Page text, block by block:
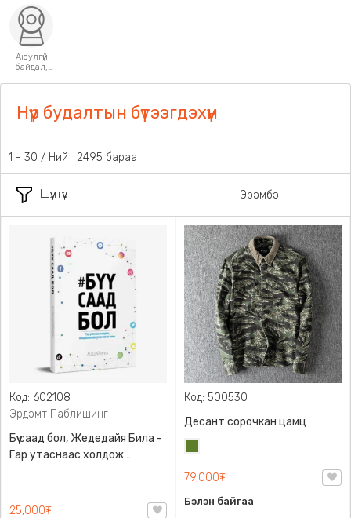
Аюулгүй
байдал,
Нүүр будалтын бүтээгдэхүүн
Шүүлтүүр
1 - 30 / Нийт 2495 бараа
Эрэмбэ:
Код: 602108
Эрдэмт Паблишинг
Бүү саад бол, Жедедайя Била -
Гар утаснаас холдож
9789919235192
25,000₮
Код: 500530
Десант сорочкан цамц
79,000₮
Бэлэн байгаа